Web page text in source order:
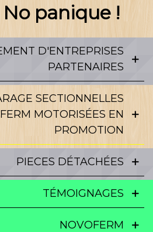
No panique !
D'ENTREPRISES
PARTENAIRES
SECTIONNELLES
MOTORISÉES EN
PROMOTION
PIECES DÉTACHÉES
TÉMOIGNAGES
NOVOFERM